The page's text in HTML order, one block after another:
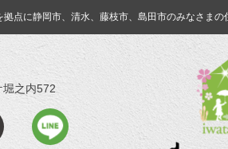
拠点に静岡市、清水、藤枝市、島田市のみなさまの
堀之内572